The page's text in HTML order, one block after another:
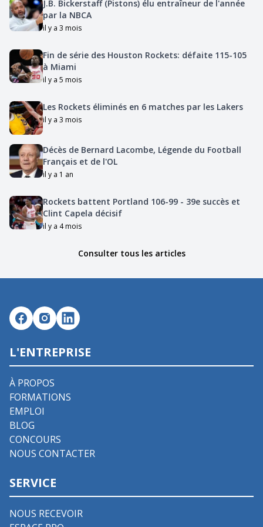
J.B. Bickerstaff (Pistons) élu entraîneur de l'année
par la NBCA
il y a 3 mois
Fin de série des Houston Rockets: défaite 115-105
à Miami
il y a 5 mois
Les Rockets éliminés en 6 matches par les Lakers
il y a 3 mois
Décès de Bernard Lacombe, Légende du Football
Français et de l'OL
il y a 1 an
Rockets battent Portland 106-99 - 39e succès et
Clint Capela décisif
il y a 4 mois
Consulter tous les articles
L'ENTREPRISE
À PROPOS
FORMATIONS
EMPLOI
BLOG
CONCOURS
NOUS CONTACTER
SERVICE
NOUS RECEVOIR